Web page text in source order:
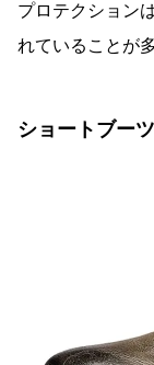
プロテクション
れていることが
ショートブーツ